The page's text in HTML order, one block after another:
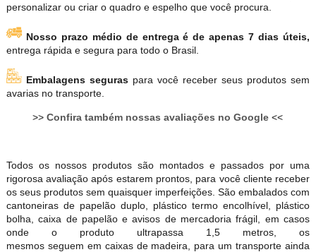
personalizar ou criar o quadro e espelho que você procura.
Nosso prazo médio de entrega é de apenas 7 dias úteis,
entrega rápida e segura para todo o Brasil.
Embalagens seguras para você receber seus produtos sem
avarias no transporte.
>>Confira também nossas avaliações no Google <<
Todos os nossos produtos são montados e passados por uma
rigorosa avaliação após estarem prontos, para você cliente receber
os seus produtos sem quaisquer imperfeições. São embalados com
cantoneiras de papelão duplo, plástico termo encolhível, plástico
bolha, caixa de papelão e avisos de mercadoria frágil, em casos
onde o produto ultrapassa 1,5 metros, os
mesmos seguem em caixas de madeira, para um transporte ainda